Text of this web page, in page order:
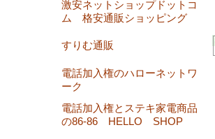
激安ネットショップドットコ
ム 格安通販ショッピング
すりむ通販
電話加入権のハローネットワ
ーク
電話加入権とステキ家電商品
の86-86 HELLO SHOP